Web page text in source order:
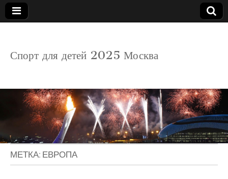
детский
Спорт для детей 2025 Москва
МЕТКА: ЕВРОПА